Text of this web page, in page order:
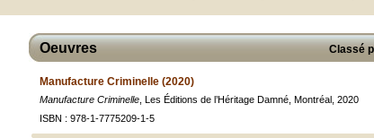
Classé
Oeuvres
Manufacture Criminelle (2020)
Manufacture Criminelle , Les Éditions de l’Héritage Damné, Montréal, 2020
ISBN : 978-1-7775209-1-5